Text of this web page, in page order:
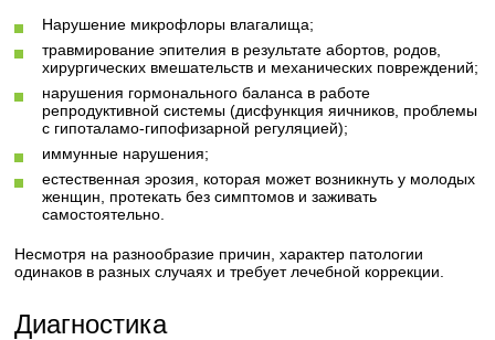
Нарушение микрофлоры влагалища;
травмирование эпителия в результате абортов, родов,
хирургических вмешательств и механических повреждений;
нарушения гормонального баланса в работе
репродуктивной системы (дисфункция яичников, проблемы
с гипоталамо-гипофизарной регуляцией);
иммунные нарушения;
естественная эрозия, которая может возникнуть у молодых
женщин, протекать без симптомов и заживать
самостоятельно.
Несмотря на разнообразие причин, характер патологии
одинаков в разных случаях и требует лечебной коррекции.
Диагностика